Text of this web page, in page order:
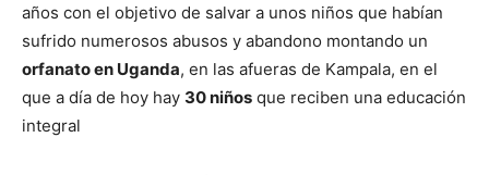
años con el objetivo de salvar a unos niños que habían
sufrido numerosos abusos y abandono montando un
orfanato en Uganda, en las afueras de Kampala, en el
que a día de hoy hay 30 niños que reciben una educación
integral